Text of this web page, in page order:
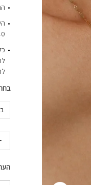
40 ס”מ פלוס 4 ס”מ